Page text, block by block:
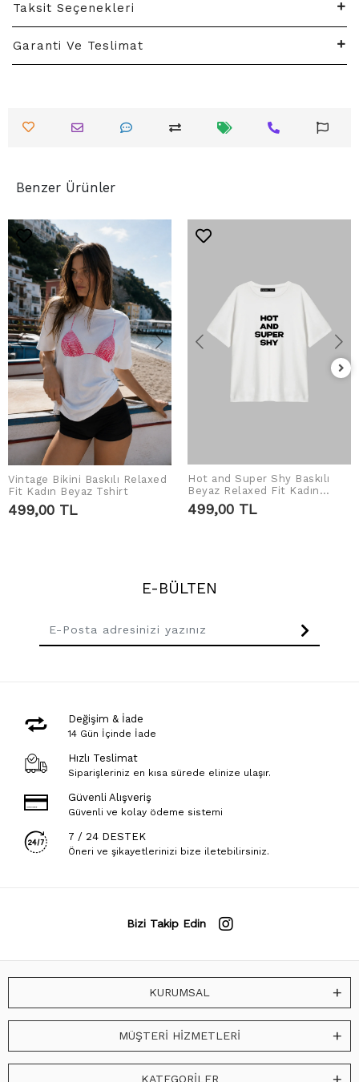
Taksit Seçenekleri
Garanti Ve Teslimat
Benzer Ürünler
SEPETE EKLE
Vintage Bikini Baskılı Relaxed
Fit Kadın Beyaz Tshirt
499,00 TL
SEPETE EKLE
Hot and Super Shy Baskılı
Beyaz Relaxed Fit Kadın
Tshirt
499,00 TL
E-BÜLTEN
Değişim & İade
14 Gün İçinde İade
Hızlı Teslimat
Siparişleriniz en kısa sürede elinize ulaşır.
Güvenli Alışveriş
Güvenli ve kolay ödeme sistemi
7 / 24 DESTEK
Öneri ve şikayetlerinizi bize iletebilirsiniz.
Bizi Takip Edin
KURUMSAL
MÜŞTERİ HİZMETLERİ
KATEGORİLER